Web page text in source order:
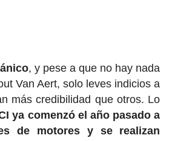
, y pese a que no hay nada
Van Aert, solo leves indicios a
más credibilidad que otros. Lo
ya comenzó el año pasado a
de motores y se realizan